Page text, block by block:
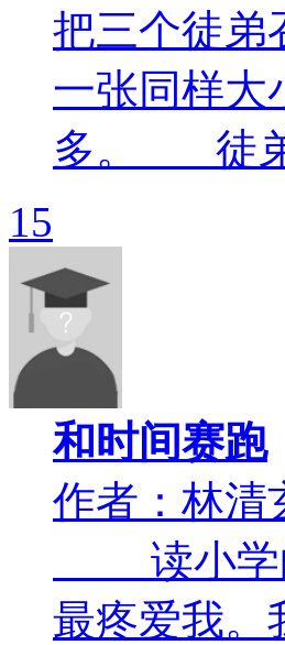
把三个徒弟
一张同样大
多。 徒弟
15
和时间赛跑
作者：林清
读小学的
最疼爱我。